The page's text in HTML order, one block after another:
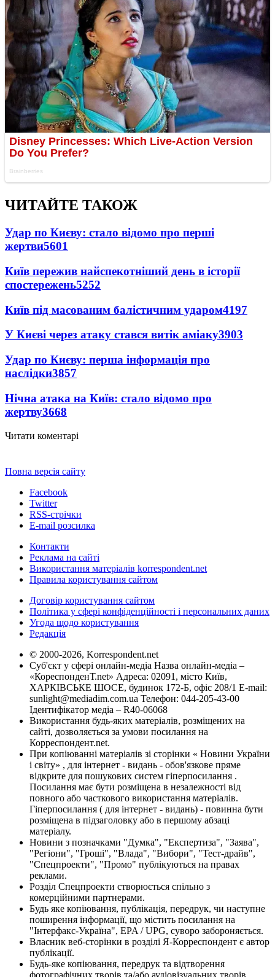
ЧИТАЙТЕ ТАКОЖ
Удар по Києву: стало відомо про перші
жертви5601
Київ пережив найспекотніший день в історії
спостережень5252
Київ під масованим балістичним ударом4197
У Києві через атаку стався витік аміаку3903
Удар по Києву: перша інформація про
наслідки3857
Нічна атака на Київ: стало відомо про
жертву3668
Читати коментарі
Повна версія сайту
Facebook
Twitter
RSS-стрічки
E-mail розсилка
Контакти
Реклама на сайті
Використання матеріалів korrespondent.net
Правила користування сайтом
Договір користування сайтом
Політика у сфері конфіденційності і персональних даних
Угода щодо користування
Редакція
© 2000-2026, Korrespondent.net
Суб'єкт у сфері онлайн-медіа Назва онлайн-медіа –
«КореспонденТ.net» Адреса: 02091, місто Київ,
ХАРКІВСЬКЕ ШОСЕ, будинок 172-Б, офіс 208/1 E-mail:
sunlight@mediadim.com.ua Телефон: 044-205-43-00
Ідентифікатор медіа – R40-06068
Використання будь-яких матеріалів, розміщених на
сайті, дозволяється за умови посилання на
Корреспондент.net.
При копіюванні матеріалів зі сторінки « Новини України
і світу» , для інтернет - видань - обов'язкове пряме
відкрите для пошукових систем гіперпосилання .
Посилання має бути розміщена в незалежності від
повного або часткового використання матеріалів.
Гіперпосилання ( для інтернет - видань) - повинна бути
розміщена в підзаголовку або в першому абзаці
матеріалу.
Новини з позначками "Думка", "Експертиза", "Заява",
"Регіони", "Гроші", "Влада", "Вибори", "Тест-драйв",
"Спецпроекти", "Промо" публікуються на правах
реклами.
Розділ Спецпроекти створюється спільно з
комерційними партнерами.
Будь яке копіювання, публікація, передрук, чи наступне
поширення інформації, що містить посилання на
"Інтерфакс-Україна", EPA / UPG, суворо забороняється.
Власник веб-сторінки в розділі Я-Корреспондент є автор
публікації.
Будь-яке копіювання, передрук та відтворення
фотографічних творів та/або аудіовізуальних творів